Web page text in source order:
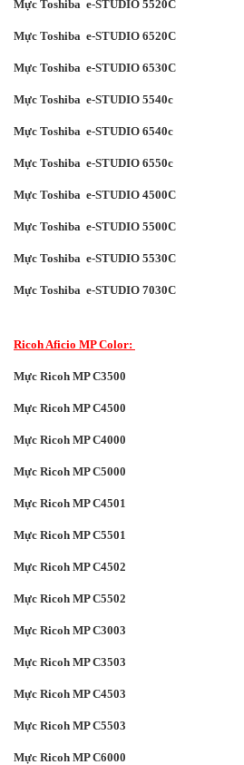
Mực Toshiba e-STUDIO 5520C
Mực Toshiba e-STUDIO 6520C
Mực Toshiba e-STUDIO 6530C
Mực Toshiba e-STUDIO 5540c
Mực Toshiba e-STUDIO 6540c
Mực Toshiba e-STUDIO 6550c
Mực Toshiba e-STUDIO 4500C
Mực Toshiba e-STUDIO 5500C
Mực Toshiba e-STUDIO 5530C
Mực Toshiba e-STUDIO 7030C
Ricoh Aficio MP Color:
Mực Ricoh MP C3500
Mực Ricoh MP C4500
Mực Ricoh MP C4000
Mực Ricoh MP C5000
Mực Ricoh MP C4501
Mực Ricoh MP C5501
Mực Ricoh MP C4502
Mực Ricoh MP C5502
Mực Ricoh MP C3003
Mực Ricoh MP C3503
Mực Ricoh MP C4503
Mực Ricoh MP C5503
Mực Ricoh MP C6000